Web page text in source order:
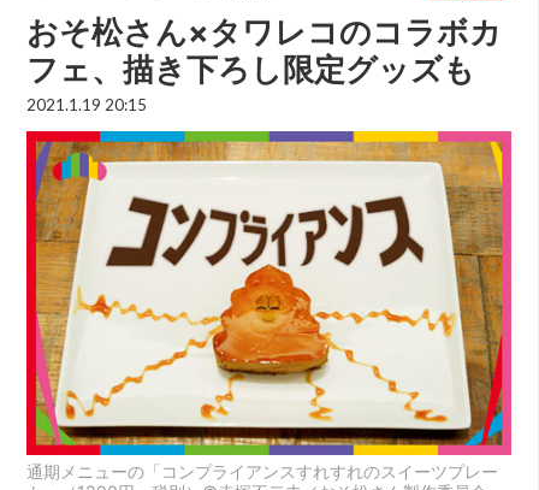
おそ松さん×タワレコのコラボカ
フェ、描き下ろし限定グッズも
2021.1.19 20:15
通期メニューの「コンプライアンスすれすれのスイーツプレー